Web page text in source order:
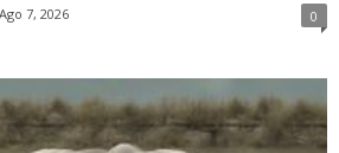
Ago 7, 2026 0